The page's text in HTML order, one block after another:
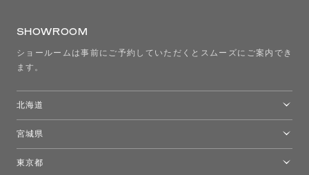
SHOWROOM
ショールームは事前にご予約していただくとスムーズにご案内でき
ます。
北海道
宮城県
東京都